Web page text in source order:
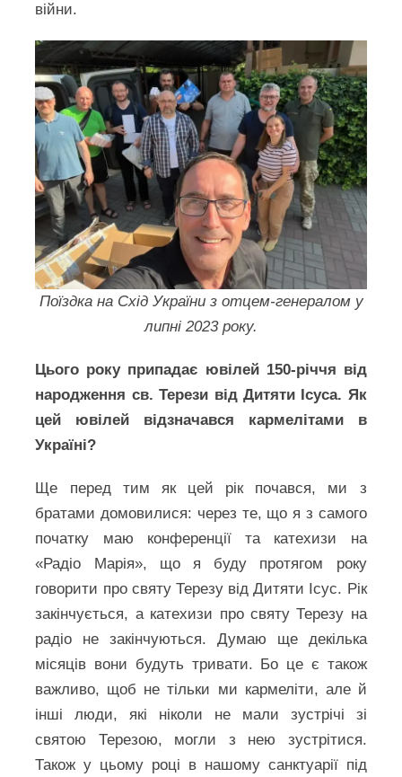
війни.
Поїздка на Схід України з отцем-генералом у
липні 2023 року.
Цього року припадає ювілей 150-річчя від
народження св. Терези від Дитяти Ісуса. Як
цей ювілей відзначався кармелітами в
Україні?
Ще перед тим як цей рік почався, ми з
братами домовилися: через те, що я з самого
початку маю конференції та катехизи на
«Радіо Марія», що я буду протягом року
говорити про святу Терезу від Дитяти Ісус. Рік
закінчується, а катехизи про святу Терезу на
радіо не закінчуються. Думаю ще декілька
місяців вони будуть тривати. Бо це є також
важливо, щоб не тільки ми кармеліти, але й
інші люди, які ніколи не мали зустрічі зі
святою Терезою, могли з нею зустрітися.
Також у цьому році в нашому санктуарії під